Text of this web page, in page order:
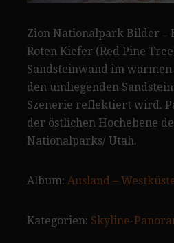
Zion Nationalpark Bilder –
Roten Kiefer (Red Pine
Sandsteinwand im
den umliegenden
Szenerie reflektiert wird.
der östlichen Hochebene
Nationalparks/ Utah.
Album: Ausland –
Kategorien: Skyline-